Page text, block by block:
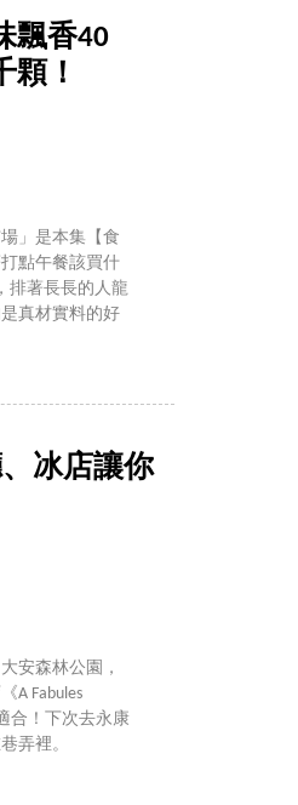
飄香40
！
」是本集【食
點午餐該買什
排著長長的人龍
真材實料的好
冰店讓你
安森林公園，
A Fabules
合！下次去永康
弄裡。